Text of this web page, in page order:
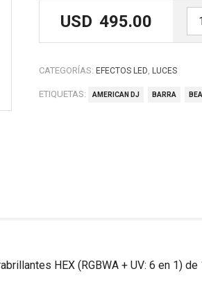
USD 495.00
CATEGORÍAS: EFECTOS LED, LUCES
ETIQUETAS: AMERICAN DJ BARRA
HEX (RGBWA + UV: 6 en 1) de